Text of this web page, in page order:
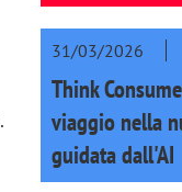
.
31/03/2026
Think
viaggio nella
guidata dall'AI